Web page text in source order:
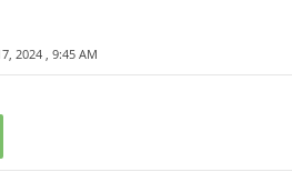
2024 , 9:45 AM